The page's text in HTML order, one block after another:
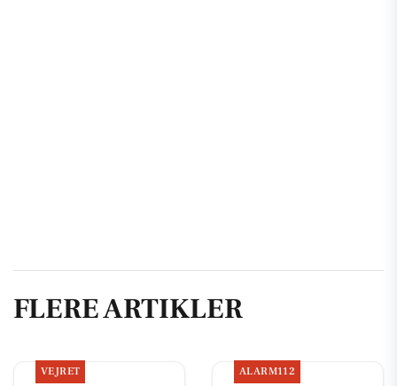
FLERE ARTIKLER
VEJRET ALARM112